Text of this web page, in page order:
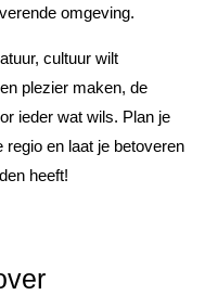
omgeving.
cultuur wilt
plezier maken, de
ieder wat wils. Plan je
en laat je betoveren
heeft!